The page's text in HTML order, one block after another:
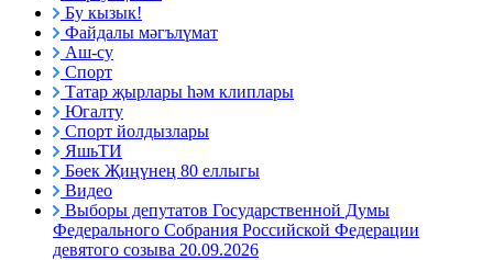
Бу кызык!
Файдалы мәгълүмат
Аш-су
Спорт
Татар җырлары һәм клиплары
Югалту
Спорт йолдызлары
ЯшьТИ
Бөек Җиңүнең 80 еллыгы
Видео
Выборы депутатов Государственной Думы
Федерального Собрания Российской Федерации
девятого созыва 20.09.2026